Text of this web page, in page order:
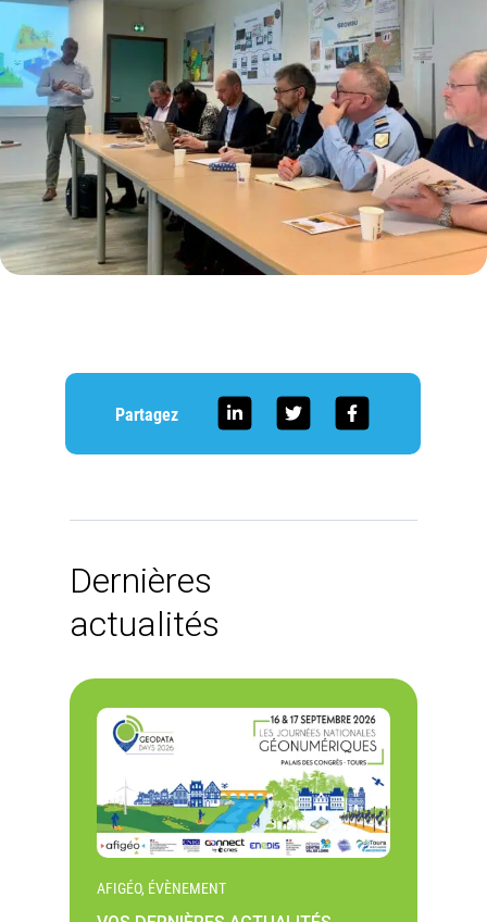
Partagez
Dernières
actualités
AFIGÉO, ÉVÈNEMENT